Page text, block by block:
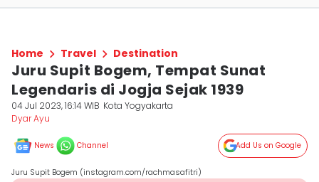
Home Travel Destination
Juru Supit Bogem, Tempat Sunat
Legendaris di Jogja Sejak 1939
04 Jul 2023, 16:14 WIB Kota Yogyakarta
Dyar Ayu
News Channel Add Us on Google
Juru Supit Bogem (instagram.com/rachmasafitri)